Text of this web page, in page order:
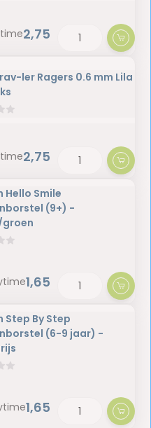
2,75
ler Ragers 0.6 mm Lila
2,75
Hello Smile
(9+) -
1,65
Step By Step
(6-9 jaar) -
1,65